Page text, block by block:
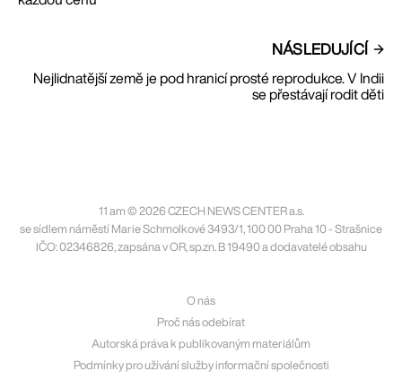
NÁSLEDUJÍCÍ
Nejlidnatější země je pod hranicí prosté reprodukce. V Indii
se přestávají rodit děti
11 am © 2026 CZECH NEWS CENTER a.s.
se sídlem náměstí Marie Schmolkové 3493/1, 100 00 Praha 10 - Strašnice
IČO: 02346826, zapsána v OR, sp.zn. B 19490 a dodavatelé obsahu
O nás
Proč nás odebírat
Autorská práva k publikovaným materiálům
Podmínky pro užívání služby informační společnosti